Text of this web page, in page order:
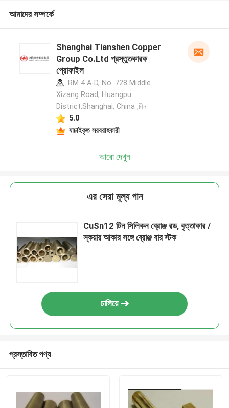
আমাদের সম্পর্কে
Shanghai Tianshen Copper
Group Co.Ltd প্রস্তুতকারক
প্রোফাইল
RM 4 A-D, No. 728 Middle
Xizang Road, Huangpu
District,Shanghai, China ,চীন
5.0
যাচাইকৃত সরবরাহকারী
আরো দেখুন
এর সেরা মূল্য পান
CuSn12 টিন সিলিকন ব্রোঞ্জ রড, বৃত্তাকার /
স্কয়ার আকার সঙ্গে ব্রোঞ্জ বার স্টক
চালিয়ে
প্রস্তাবিত পণ্য